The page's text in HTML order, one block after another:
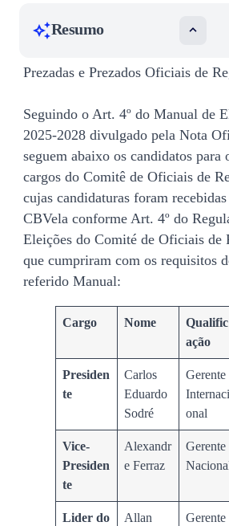
Resumo
Prezadas e Prezados Oficiais de
Seguindo o Art. 4º do Manual de
2025-2028 divulgado pela Nota
seguem abaixo os candidatos para
cargos do Comitê de Oficiais de
cujas candidaturas foram
CBVela conforme Art. 4º do
Eleições do Comité de Oficiais de
que cumpriram com os requisitos
referido Manual:
Cargo Nome
Qualific
ação
Presiden
te
Carlos
Eduardo
Sodré
Gerente
Internaci
onal
Vice-
Presiden
te
Alexandr
e Ferraz
Gerente
Lider do
Allan
Gerente